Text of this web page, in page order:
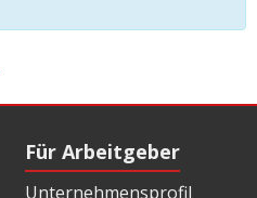
Für Arbeitgeber
Unternehmensprofil